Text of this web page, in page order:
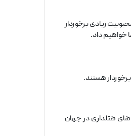
زیادی برخوردار
خواهیم داد.
هتلداری در جهان